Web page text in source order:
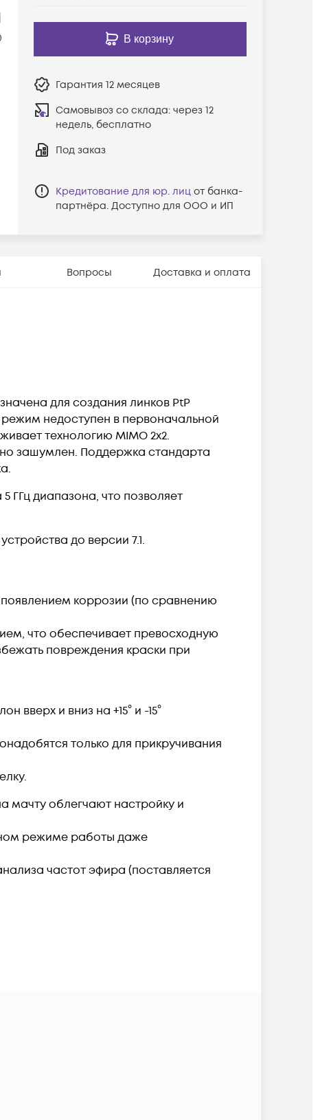
В корзину
Гарантия 12 месяцев
Самовывоз со склада: через 12
недель, бесплатно
Под заказ
Кредитование для юр. лиц от банка-
партнёра. Доступно для ООО и ИП
Вопросы Доставка и оплата
для создания линков PtP
недоступен в первоначальной
технологию MIMO 2х2.
зашумлен. Поддержка стандарта
ГГц диапазона, что позволяет
до версии 7.1.
появлением коррозии (по сравнению
что обеспечивает превосходную
повреждения краски при
вверх и вниз на +15° и -15°
только для прикручивания
мачту облегчают настройку и
режиме работы даже
частот эфира (поставляется